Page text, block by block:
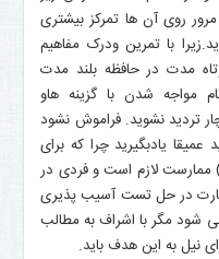
روی آن ها تمرکز بیشتری
با تمرین ودرک مفاهیم
مدت در حافظه بلند مدت
مواجه شدن با گزینه هاو
نشوید. فراموش نشود
یادبگیرید چرا که برای
ممارست لازم است و فردی در
در حل تست آسیب پذیری
شود مگر با اشراف به مطالب
نیل به این هدف باید.